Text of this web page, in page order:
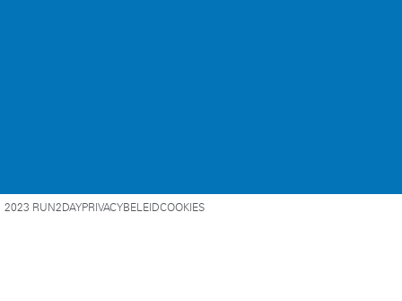
2023 RUN2DAYPRIVACYBELEIDCOOKIES